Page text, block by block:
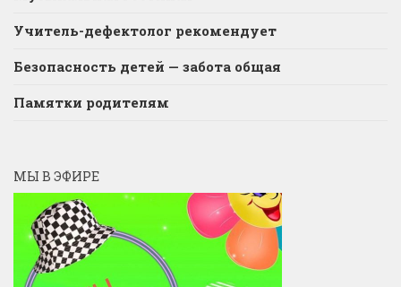
Учитель-дефектолог рекомендует
Безопасность детей — забота общая
Памятки родителям
МЫ В ЭФИРЕ